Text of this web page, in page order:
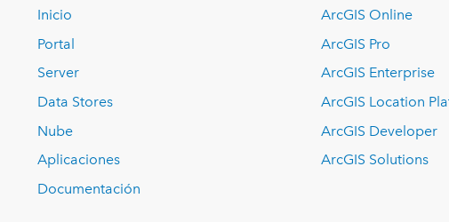
Inicio
Portal
Server
Data Stores
Nube
Aplicaciones
Documentación
ArcGIS Online
ArcGIS Pro
ArcGIS Enterprise
ArcGIS Location
ArcGIS Developer
ArcGIS Solutions